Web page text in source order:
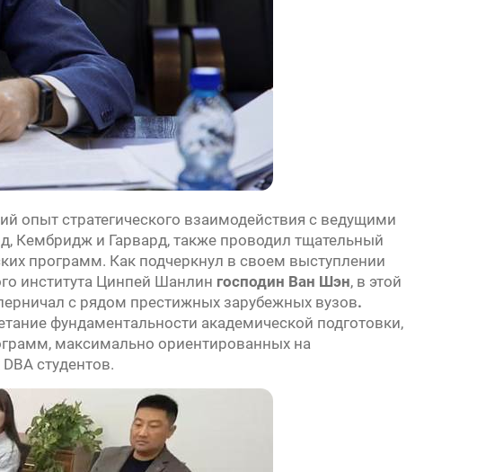
опыт стратегического взаимодействия с ведущими
и Гарвард, также проводил тщательный
программ. Как подчеркнул в своем выступлении
института Цинпей Шанлин господин Ван Шэн, в этой
с рядом престижных зарубежных вузов.
фундаментальности академической подготовки,
максимально ориентированных на
студентов.